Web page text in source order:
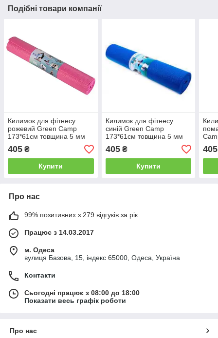
Подібні товари компанії
Килимок для фітнесу
рожевий Green Camp
173*61см товщина 5 мм
405 ₴
Купити
Килимок для фітнесу
синій Green Camp
173*61см товщина 5 мм
405₴
Купити
5
405
Про нас
99% позитивних з 279 відгуків за рік
Працює з 14.03.2017
м. Одеса
вулиця Базова, 15, індекс 65000, Одеса, Україна
Контакти
Сьогодні працює з 08:00 до 18:00
Показати весь графік роботи
Про нас